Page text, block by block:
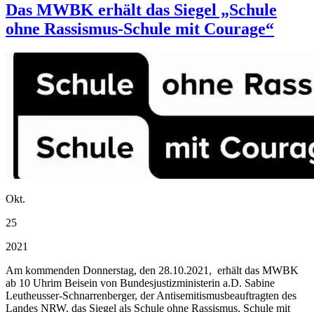
Das MWBK erhält das Siegel „Schule
ohne Rassismus-Schule mit Courage“
Okt.
25
2021
Am kommenden Donnerstag, den 28.10.2021, erhält das MWBK
ab 10 Uhrim Beisein von Bundesjustizministerin a.D. Sabine
Leutheusser-Schnarrenberger, der Antisemitismusbeauftragten des
Landes NRW, das Siegel als Schule ohne Rassismus, Schule mit